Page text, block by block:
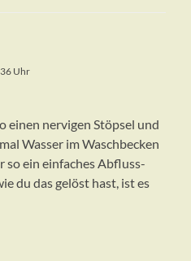
Uhr
einen nervigen Stöpsel und
Wasser im Waschbecken
so ein einfaches Abfluss-
du das gelöst hast, ist es